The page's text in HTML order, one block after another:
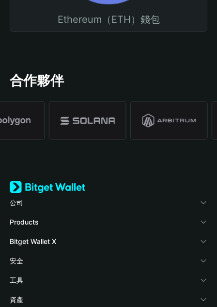
Ethereum（ETH）錢包
合作夥伴
公司
關於 Bitget Wallet
部落格
學院
加密資訊
幫助中心
Products
Crypto Card
Stablecoin Earn
Payfi Crypto
Crypto Swap API
Bitget Wallet X
開發者文件
連接錢包
Bitget Wallet Pay
安全
風險保障基金
安全防護技術
工具
快捷買幣
資產